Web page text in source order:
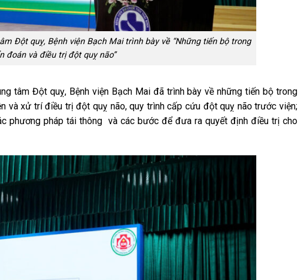
Đột quỵ, Bệnh viện Bạch Mai trình bày về “Những tiến bộ trong
đoán và điều trị đột quỵ não”
tâm Đột quỵ, Bệnh viện Bạch Mai đã trình bày về những tiến bộ trong
và xử trí điều trị đột quỵ não, quy trình cấp cứu đột quỵ não trước viện;
phương pháp tái thông và các bước để đưa ra quyết định điều trị cho